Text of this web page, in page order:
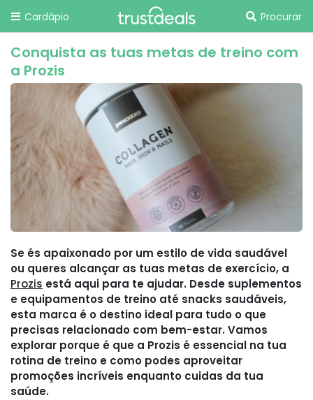
Cardápio Procurar
Conquista as tuas metas de treino com
a Prozis
Se és apaixonado por um estilo de vida saudável
ou queres alcançar as tuas metas de exercício, a
Prozis está aqui para te ajudar. Desde suplementos
e equipamentos de treino até snacks saudáveis,
esta marca é o destino ideal para tudo o que
precisas relacionado com bem-estar. Vamos
explorar porque é que a Prozis é essencial na tua
rotina de treino e como podes aproveitar
promoções incríveis enquanto cuidas da tua
saúde.